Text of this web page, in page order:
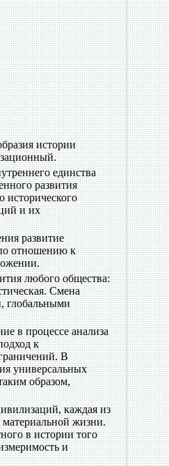
истории
единства
развития
исторического
и их
развитие
отношению к
любого общества:
Смена
глобальными
в процессе анализа
к
В
универсальных
образом,
каждая из
материальной жизни.
в истории того
и